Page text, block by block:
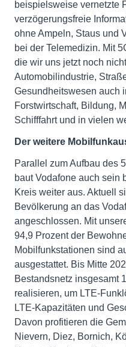
beispielsweise vernetzte
verzögerungsfreie
ohne Ampeln, Staus und
bei der Telemedizin. Mit
die wir uns jetzt noch
Automobilindustrie,
Gesundheitswesen auch
Forstwirtschaft, Bildung,
Schifffahrt und in vielen
Der weitere
Parallel zum Aufbau des
baut Vodafone auch sein
Kreis weiter aus. Aktuell
Bevölkerung an das
angeschlossen. Mit
94,9 Prozent der
Mobilfunkstationen sind
ausgestattet. Bis Mitte
Bestandsnetz insgesamt
realisieren, um LTE-
LTE-Kapazitäten und
Davon profitieren die
Nievern, Diez, Bornich,